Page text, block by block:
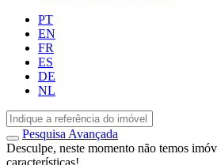
PT
EN
FR
ES
DE
NL
Pesquisa Avançada
Desculpe, neste momento não temos
características!